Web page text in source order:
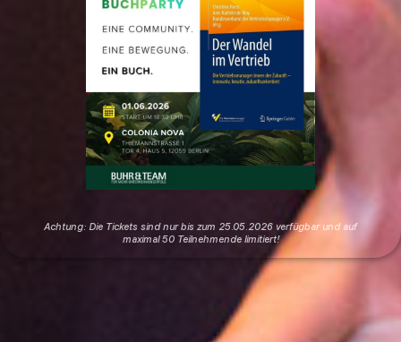
Achtung: Die Tickets sind nur bis zum 25.05.2026 verfügbar und auf
maximal 50 Teilnehmende limitiert!